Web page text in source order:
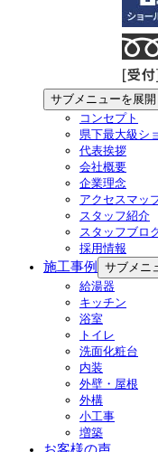
サブメニューを展開
コンセプト
県下最大級シ
代表挨拶
会社概要
企業理念
アクセスマッ
スタッフ紹介
スタッフブロ
採用情報
施工事例
サブメニ
給湯器
キッチン
浴室
トイレ
洗面化粧台
内装
外壁・屋根
外構
小工事
増築